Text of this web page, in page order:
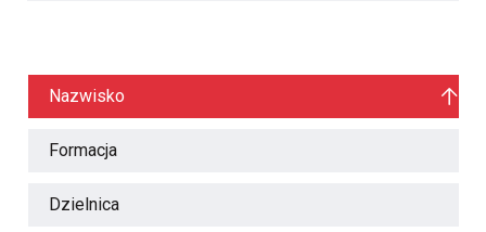
Nazwisko
Formacja
Dzielnica